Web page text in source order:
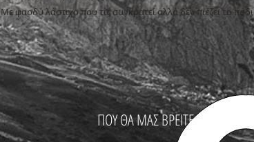
Με φαρδύ λάστιχο που τις συγκρατεί αλλά δεν πιέζει το πόδι
ΠΟΥ ΘΑ ΜΑΣ ΒΡΕΙΤΕ